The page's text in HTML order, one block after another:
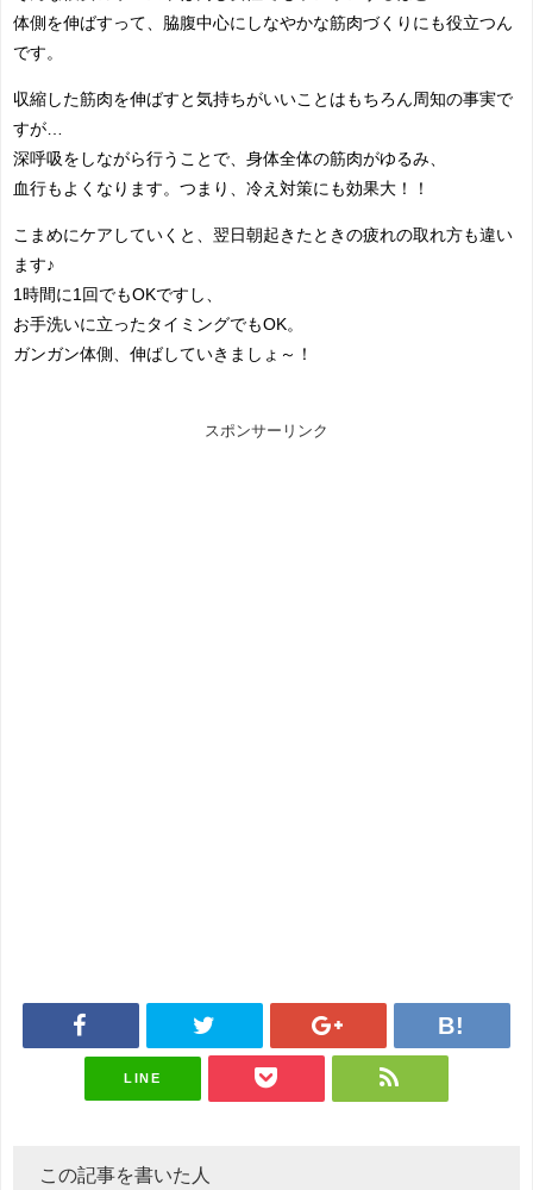
体側を伸ばすって、脇腹中心にしなやかな筋肉づくりにも役立つん
です。
収縮した筋肉を伸ばすと気持ちがいいことはもちろん周知の事実で
すが…
深呼吸をしながら行うことで、身体全体の筋肉がゆるみ、
血行もよくなります。つまり、冷え対策にも効果大！！
こまめにケアしていくと、翌日朝起きたときの疲れの取れ方も違い
ます♪
1時間に1回でもOKですし、
お手洗いに立ったタイミングでもOK。
ガンガン体側、伸ばしていきましょ～！
スポンサーリンク
LINE
この記事を書いた人